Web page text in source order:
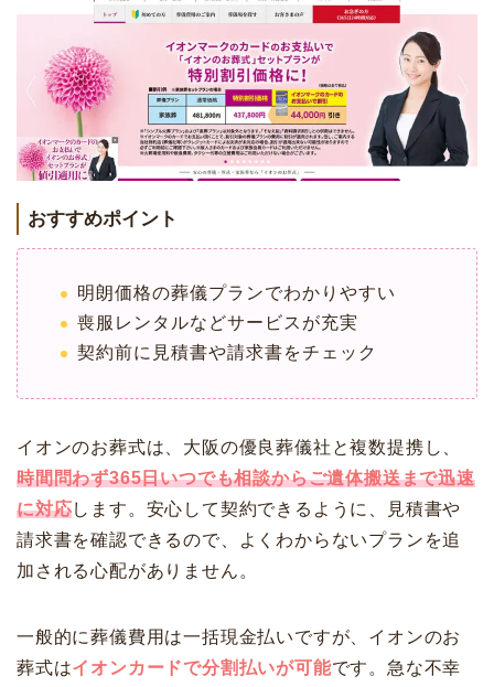
おすすめポイント
明朗価格の葬儀プランでわかりやすい
喪服レンタルなどサービスが充実
契約前に見積書や請求書をチェック
イオンのお葬式は、大阪の優良葬儀社と複数提携し、
時間問わず365日いつでも相談からご遺体搬送まで迅速
に対応します。安心して契約できるように、見積書や
請求書を確認できるので、よくわからないプランを追
加される心配がありません。
一般的に葬儀費用は一括現金払いですが、イオンのお
葬式はイオンカードで分割払いが可能です。急な不幸